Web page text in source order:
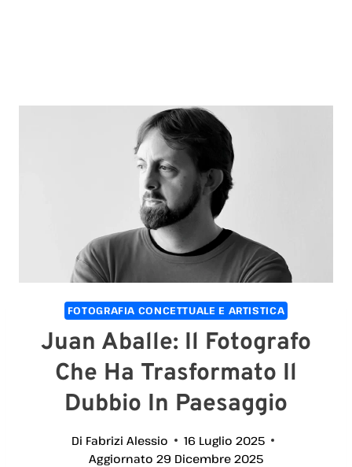
FOTOGRAFIA CONCETTUALE E ARTISTICA
Juan Aballe: Il Fotografo
Che Ha Trasformato Il
Dubbio In Paesaggio
Di Fabrizi Alessio
16 Luglio 2025
Aggiornato 29 Dicembre 2025